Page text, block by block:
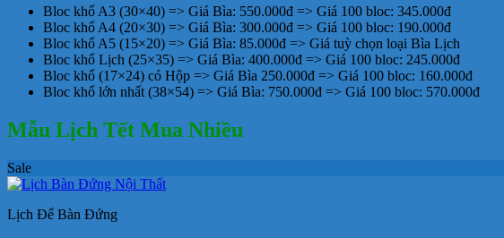
Bloc khổ A3 (30×40) => Giá Bìa: 550.000đ => Giá 100 bloc: 345.000đ
Bloc khổ A4 (20×30) => Giá Bìa: 300.000đ => Giá 100 bloc: 190.000đ
Bloc khổ A5 (15×20) => Giá Bìa: 85.000đ => Giá tuỳ chọn loại Bìa Lịch
Bloc khổ Lịch (25×35) => Giá Bìa: 400.000đ => Giá 100 bloc: 245.000đ
Bloc khổ (17×24) có Hộp => Giá Bìa 250.000đ => Giá 100 bloc: 160.000đ
Bloc khổ lớn nhất (38×54) => Giá Bìa: 750.000đ => Giá 100 bloc: 570.000đ
Mẫu Lịch Tết Mua Nhiều
Sale
Lịch Để Bàn Đứng